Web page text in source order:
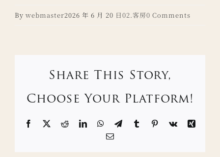
By webmaster2026 年 6 月 20 日02.客房0 Comments
Share This Story,
Choose Your Platform!
Facebook RedditLinkedInWhatsApp
Telegram
TumblrPinterest
Vk
Xing
Email